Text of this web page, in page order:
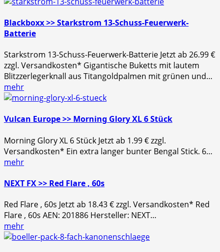
Blackboxx >> Starkstrom 13-Schuss-Feuerwerk-
Batterie
Starkstrom 13-Schuss-Feuerwerk-Batterie Jetzt ab 26.99 €
zzgl. Versandkosten* Gigantische Buketts mit lautem
Blitzzerlegerknall aus Titangoldpalmen mit grünen und…
mehr
Vulcan Europe >> Morning Glory XL 6 Stück
Morning Glory XL 6 Stück Jetzt ab 1.99 € zzgl.
Versandkosten* Ein extra langer bunter Bengal Stick. 6…
mehr
NEXT FX >> Red Flare , 60s
Red Flare , 60s Jetzt ab 18.43 € zzgl. Versandkosten* Red
Flare , 60s AEN: 201886 Hersteller: NEXT…
mehr